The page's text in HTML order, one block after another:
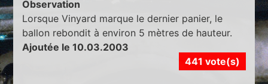
Observation
Lorsque Vinyard marque le dernier panier, le
ballon rebondit à environ 5 mètres de hauteur.
Ajoutée le 10.03.2003
441 vote(s)